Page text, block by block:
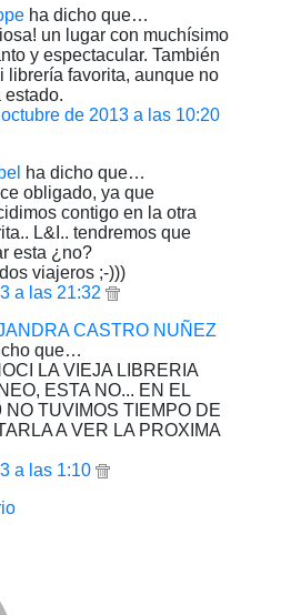
ha dicho que…
un lugar con muchísimo
y espectacular. También
librería favorita, aunque no
estado.
de 2013 a las 10:20
ha dicho que…
obligado, ya que
contigo en la otra
L&I.. tendremos que
esta ¿no?
viajeros ;-)))
a las 21:32
CASTRO NUÑEZ
que…
LA VIEJA LIBRERIA
ESTA NO... EN EL
NO TUVIMOS TIEMPO DE
A VER LA PROXIMA
a las 1:10